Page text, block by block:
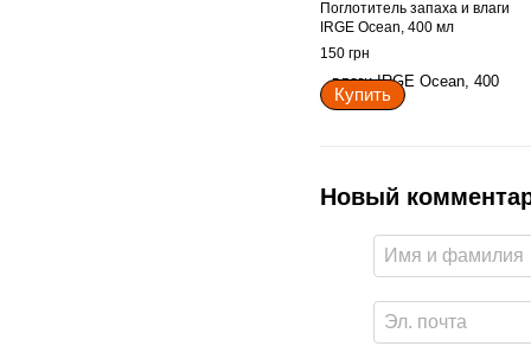
Поглотитель запаха и влаги
IRGE Ocean, 400 мл
150 грн
Купить
Новый